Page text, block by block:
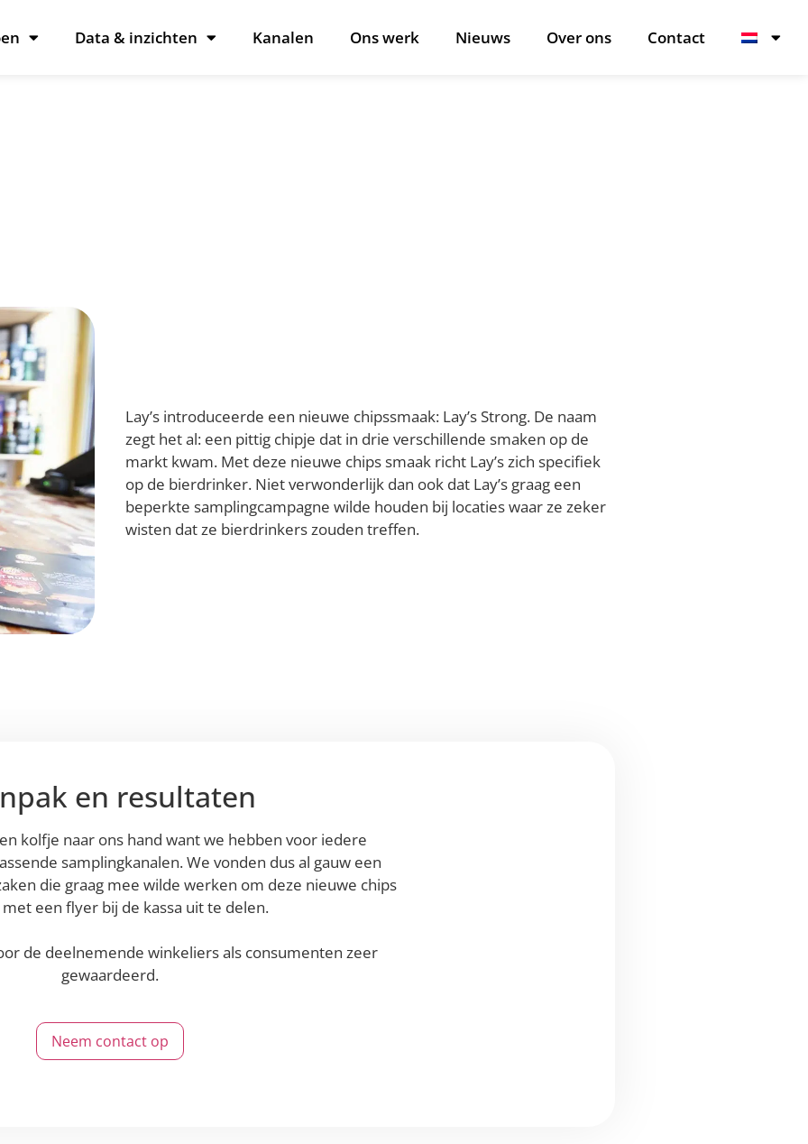
Data & inzichten Kanalen Ons werk Nieuws Over ons Contact
Lay’s introduceerde een nieuwe chipssmaak: Lay’s Strong. De naam
zegt het al: een pittig chipje dat in drie verschillende smaken op de
markt kwam. Met deze nieuwe chips smaak richt Lay’s zich specifiek
op de bierdrinker. Niet verwonderlijk dan ook dat Lay’s graag een
beperkte samplingcampagne wilde houden bij locaties waar ze zeker
wisten dat ze bierdrinkers zouden treffen.
en resultaten
kolfje naar ons hand want we hebben voor iedere
samplingkanalen. We vonden dus al gauw een
die graag mee wilde werken om deze nieuwe chips
een flyer bij de kassa uit te delen.
de deelnemende winkeliers als consumenten zeer
gewaardeerd.
Neem contact op